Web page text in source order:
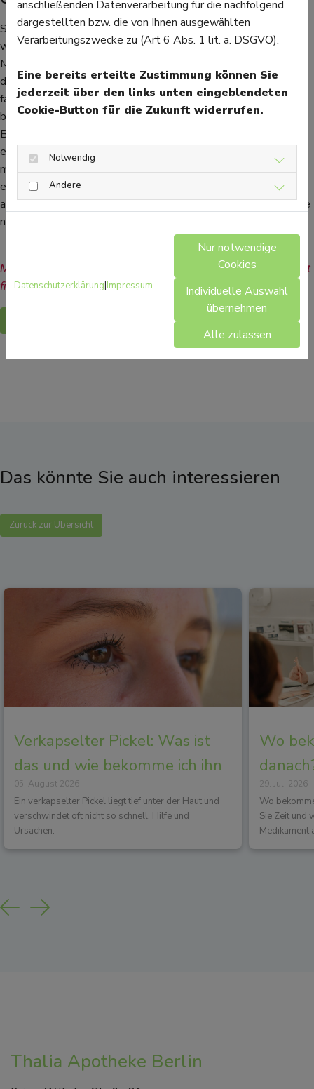
Sollten bei einer Tastuntersuchung Auffälligkeiten entdeckt
werden oder treten Schmerzen in der Brust auf, wird eine
Mammographie auch jetzt schon vor dem 50. Lebensjahr
durchgeführt und von der Krankenkasse bezahlt. Bei der
familiären Vorbelastung wird die regelmäßige Mammographie
bereits ab 40 Jahren empfohlen. Wenn der Verdacht auf
Brustkrebs vorliegt, wird eine Gewebeprobe aus der Brust
entnommen. Im frühen Stadium sind die Heilungschancen gut,
meist wird der Tumor und das umliegende Gewebe operativ
entfernt. Je nach Schwere der Brustkrebs-Erkrankung kann
außerdem eine Bestrahlung, eine Hormon- oder Chemotherapie
nötig sein.
Mehr Gesundheitsinformationen zum Thema Frauengesundheit
finden Sie hier.
Das könnte Sie auch interessieren
Zurück zur Übersicht
Verkapselter Pickel: Was ist
das und wie bekomme ich ihn
los?
05. August 2026
Ein verkapselter Pickel liegt tief unter der Haut und
verschwindet oft nicht so schnell. Hilfe und
Ursachen.
Wo
29. Juli 2026
Wo
Sie Zeit und
Medikament
Previous
Next
Thalia Apotheke Berlin
anschließenden Datenverarbeitung für die nachfolgend
dargestellten bzw. die von Ihnen ausgewählten
Verarbeitungszwecke zu (Art 6 Abs. 1 lit. a. DSGVO).
Eine bereits erteilte Zustimmung können Sie
jederzeit über den links unten eingeblendeten
Cookie-Button für die Zukunft widerrufen.
Notwendig
Andere
Datenschutzerklärung|Impressum
Nur notwendige
Cookies
Individuelle Auswahl
übernehmen
Alle zulassen